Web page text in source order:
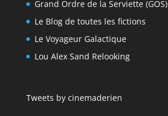
Grand Ordre de la Serviette (GOS)
Le Blog de toutes les fictions
Le Voyageur Galactique
Lou Alex Sand Relooking
Tweets by cinemaderien